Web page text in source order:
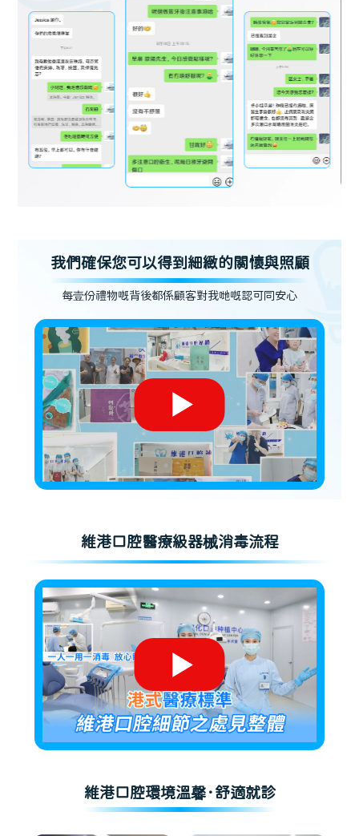
我們確保您可以得到細緻的關懷與照顧
每壹份禮物嘅背後都係顧客對我哋嘅認可同安心
維港口腔醫療級器械消毒流程
維港口腔環境溫馨·舒適就診